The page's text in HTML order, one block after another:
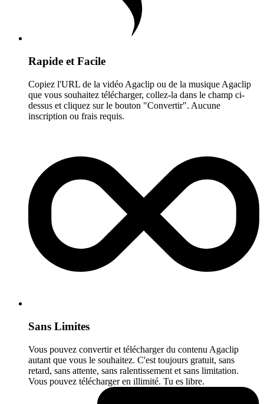
Rapide et Facile
Copiez l'URL de la vidéo Agaclip ou de la musique Agaclip
que vous souhaitez télécharger, collez-la dans le champ ci-
dessus et cliquez sur le bouton "Convertir". Aucune
inscription ou frais requis.
Sans Limites
Vous pouvez convertir et télécharger du contenu Agaclip
autant que vous le souhaitez. C'est toujours gratuit, sans
retard, sans attente, sans ralentissement et sans limitation.
Vous pouvez télécharger en illimité. Tu es libre.